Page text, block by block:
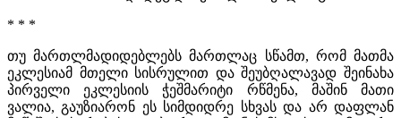
* * *
თუ მართლმადიდებლებს მართლაც სწამთ, რომ მათმა
ეკლესიამ მთელი სისრულით და შეუბღალავად შეინახა
პირველი ეკლესიის ჭეშმარიტი რწმენა, მაშინ მათი
ვალია, გაუზიარონ ეს სიმდიდრე სხვას და არ დაფლან